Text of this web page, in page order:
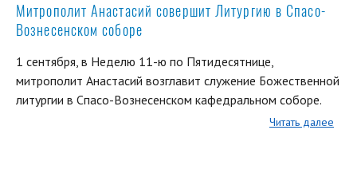
Митрополит Анастасий совершит Литургию в Спасо-
Вознесенском соборе
1 сентября, в Неделю 11-ю по Пятидесятнице,
митрополит Анастасий возглавит служение Божественной
литургии в Спасо-Вознесенском кафедральном соборе.
Читать далее